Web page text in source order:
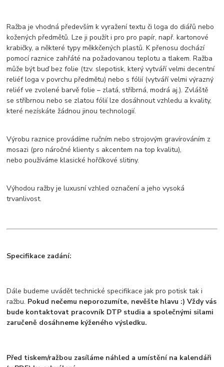
Ražba je vhodná především k vyražení textu či loga do diářů nebo
kožených předmětů. Lze ji použít i pro pro papír, např. kartonové
krabičky, a některé typy měkkčených plastů. K přenosu dochází
pomocí raznice zahřáté na požadovanou teplotu a tlakem. Ražba
může být buď bez folie (tzv. slepotisk, který vytváří velmi decentní
reliéf loga v povrchu předmětu) nebo s fólií (vytváří velmi výrazný
reliéf ve zvolené barvě folie – zlatá, stříbrná, modrá aj.). Zvláště
se stříbrnou nebo se zlatou fólií lze dosáhnout vzhledu a kvality,
které nezískáte žádnou jinou technologií.
Výrobu raznice provádíme ručním nebo strojovým gravírováním z
mosazi (pro náročné klienty s akcentem na top kvalitu),
nebo používáme klasické hořčíkové slitiny.
Výhodou ražby je luxusní vzhled označení a jeho vysoká
trvanlivost.
Specifikace zadání:
Dále budeme uvádět technické specifikace jak pro potisk tak i
ražbu. Pokud nečemu neporozumíte, nevěšte hlavu :) Vždy vás
bude kontaktovat pracovník DTP studia a společnými silami
zaručeně dosáhneme kýženého výsledku.
Před tiskem/ražbou zasíláme náhled a umístění na kalendáři